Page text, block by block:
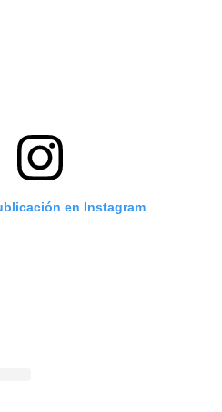
en Instagram